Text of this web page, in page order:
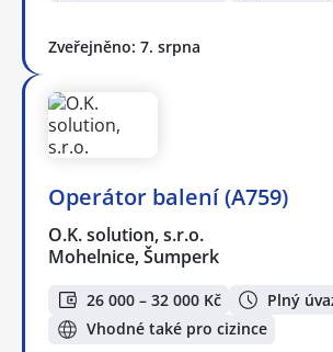
Zveřejněno: 7. srpna
Operátor balení (A759)
O.K. solution, s.r.o.
Mohelnice, Šumperk
26 000 – 32 000 Kč
Plný
Vhodné také pro cizince